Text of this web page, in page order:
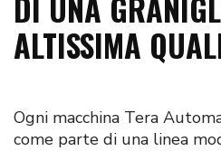
ALTISSIMA
Ogni macchina Tera
come parte di una linea